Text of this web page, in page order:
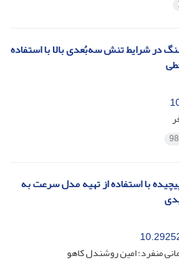
در شرایط تنش سه‌بُعدی بالا با استفاده
با استفاده از تهیه مدل سرعت به
منفرد؛ امین روشندل کاهو